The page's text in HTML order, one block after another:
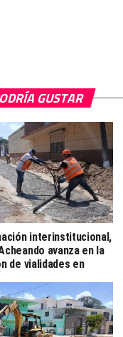
GUSTAR
interinstitucional,
avanza en la
de vialidades en